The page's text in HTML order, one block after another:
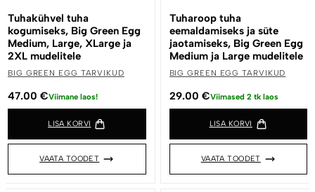
Tuhakühvel tuha
kogumiseks, Big Green Egg
Medium, Large, XLarge ja
2XL mudelitele
BIG GREEN EGG TARVIKUD
47.00 €Viimane laos!
LISA KORVI
VAATA TOODET
Tuharoop tuha
eemaldamiseks ja süte
jaotamiseks, Big Green Egg
Medium ja Large mudelitele
BIG GREEN EGG TARVIKUD
29.00 €Viimased 2 tk laos
LISA KORVI
VAATA TOODET